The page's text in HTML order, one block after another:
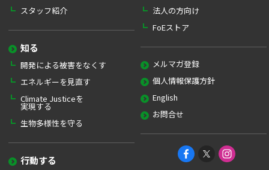
スタッフ紹介
知る
開発による被害をなくす
エネルギーを見直す
Climate Justiceを
実現する
生物多様性を守る
行動する
法人の方向け
FoEストア
メルマガ登録
個人情報保護方針
English
お問合せ